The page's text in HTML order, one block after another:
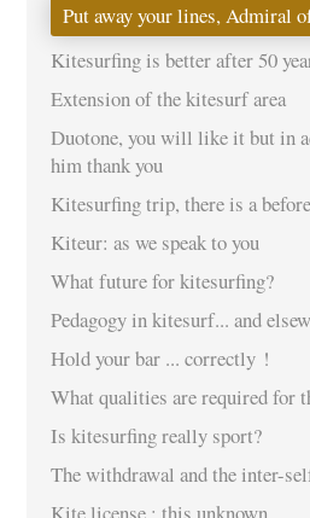
Put away your lines, Admiral
Kitesurfing is better after 50
Extension of the kitesurf area
Duotone, you will like it but in
him thank you
Kitesurfing trip, there is a
Kiteur: as we speak to you
What future for kitesurfing?
Pedagogy in kitesurf... and
Hold your bar ... correctly !
What qualities are required for
Is kitesurfing really sport?
The withdrawal and the inter-